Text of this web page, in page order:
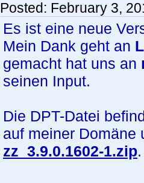
Posted: February 3,
Es ist eine neue
Mein Dank geht an
gemacht hat uns an
seinen Input.
Die DPT-Datei
auf meiner Domäne
zz_3.9.0.1602-1.zip.